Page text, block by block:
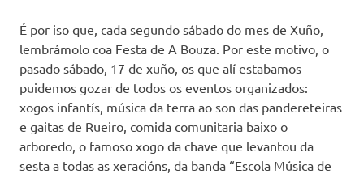
É por iso que, cada segundo sábado do mes de Xuño,
lembrámolo coa Festa de A Bouza. Por este motivo, o
pasado sábado, 17 de xuño, os que alí estabamos
puidemos gozar de todos os eventos organizados:
xogos infantís, música da terra ao son das pandereteiras
e gaitas de Rueiro, comida comunitaria baixo o
arboredo, o famoso xogo da chave que levantou da
sesta a todas as xeracións, da banda “Escola Música de